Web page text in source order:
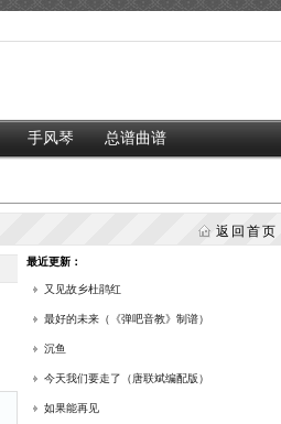
手风琴 总谱曲谱
返回首页
最近更新：
又见故乡杜鹃红
最好的未来（《弹吧音教》制谱）
沉鱼
今天我们要走了（唐联斌编配版）
如果能再见